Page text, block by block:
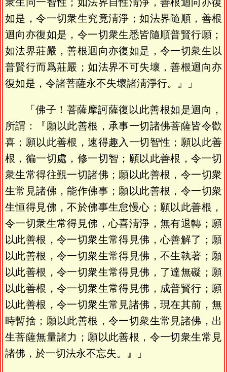
如是，令一切衆生究竟淸淨；如法界隨順，善根
迴向亦復如是，令一切衆生悉皆隨順普賢行願；
如法界莊嚴，善根迴向亦復如是，令一切衆生以
普賢行而爲莊嚴；如法界不可失壞，善根迴向亦
復如是，令諸菩薩永不失壞諸淸淨行。』」
「佛子！菩薩摩訶薩復以此善根如是迴向，
所謂：『願以此善根，承事一切諸佛菩薩皆令歡
喜；願以此善根，速得趣入一切智性；願以此善
根，徧一切處，修一切智；願以此善根，令一切
衆生常得往覲一切諸佛；願以此善根，令一切衆
生常見諸佛，能作佛事；願以此善根，令一切衆
生恒得見佛，不於佛事生怠慢心；願以此善根，
令一切衆生常得見佛，心喜淸淨，無有退轉；願
以此善根，令一切衆生常得見佛，心善解了；願
以此善根，令一切衆生常得見佛，不生執著；願
以此善根，令一切衆生常得見佛，了達無礙；願
以此善根，令一切衆生常得見佛，成普賢行；願
以此善根，令一切衆生常見諸佛，現在其前，無
時暫捨；願以此善根，令一切衆生常見諸佛，出
生菩薩無量諸力；願以此善根，令一切衆生常見
諸佛，於一切法永不忘失。』」